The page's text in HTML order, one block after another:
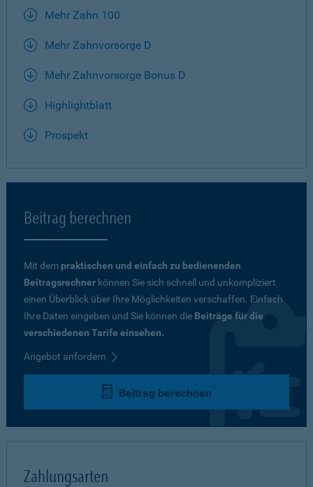
Mehr Zahn 100
Mehr Zahnvorsorge D
Mehr Zahnvorsorge Bonus D
Highlightblatt
Prospekt
Beitrag berechnen
Mit dem praktischen und einfach zu bedienenden
Beitragsrechner können Sie sich schnell und unkompliziert
einen Überblick über Ihre Möglichkeiten verschaffen. Einfach
Ihre Daten eingeben und Sie können die Beiträge für die
verschiedenen Tarife einsehen.
Angebot anfordern
Beitrag berechnen
Zahlungsarten